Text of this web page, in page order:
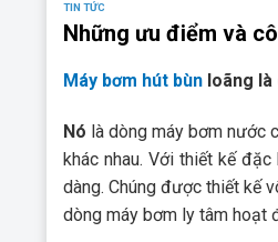
TIN TỨC
Những ưu điểm và
Máy bơm hút bùn loãng là
Nó là dòng máy bơm nước
khác nhau. Với thiết kế
dàng. Chúng được thiết kế
dòng máy bơm ly tâm hoạt